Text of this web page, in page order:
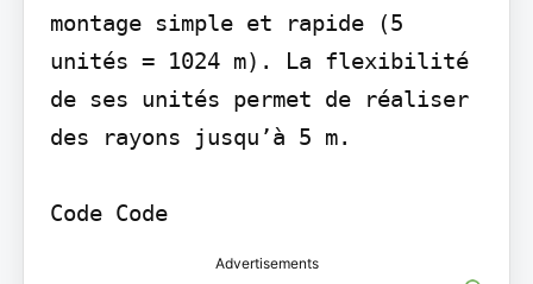
montage simple et rapide (5
unités = 1024 m). La flexibilité
de ses unités permet de réaliser
des rayons jusqu’à 5 m.
Code Code
Advertisements